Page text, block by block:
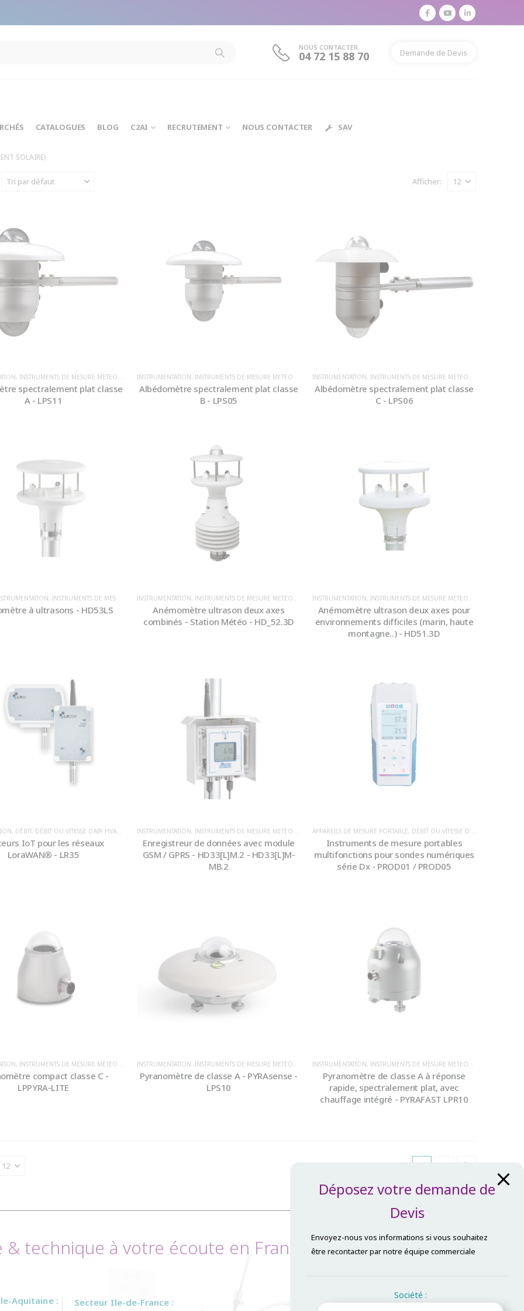
NOUS CONTACTER
04 72 15 88 70 Demande de Devis
CATALOGUES BLOG C2AI RECRUTEMENT NOUS CONTACTER SAV
SOLAIRE)
Afficher:
, INSTRUMENTS DE MESURE METEOROLOGIQUE / ENVIRONNEMENT ,IRRADIANCE
spectralement plat classe
A - LPS11
INSTRUMENTATION, INSTRUMENTS DE MESURE METEOROLOGIQUE / ENVIRONNEMENT ,IRRADIANCE
Albédomètre spectralement plat classe
B - LPS05
INSTRUMENTATION, INSTRUMENTS DE MESURE METEOROLOGIQUE / ENVIRONNEMENT
Albédomètre spectralement plat classe
C - LPS06
, INSTRUMENTS DE MESURE METEOROLOGIQUE / ENVIRONNEMENT ,PRESSION BAROMÉTRIQUE,STATION MÉTÉO,TEMPÉRATURE ,VITESSE OU DIRECTION DU VENT
à ultrasons - HD53LS
INSTRUMENTATION, INSTRUMENTS DE MESURE METEOROLOGIQUE / ENVIRONNEMENT ,IRRADIANCE,PLUVIOMÉTRIE,
Anémomètre ultrason deux axes
combinés - Station Météo - HD_52.3D
INSTRUMENTATION, INSTRUMENTS DE MESURE METEOROLOGIQUE / ENVIRONNEMENT
Anémomètre ultrason deux axes pour
environnements difficiles (marin, haute
montagne..) - HD51.3D
, DÉBIT, DÉBIT OU VITESSE D'AIR HVACR ENREGISTREURS / DATALOGGERS,GAZ,HUMIDITÉ ,INSTRUMENTATION,IRRADIANCE,NIVEAU,PLUVIOMÉTRIE ,PRESSION BAROMÉTRIQUE
IoT pour les réseaux
LoraWAN® - LR35
INSTRUMENTATION, INSTRUMENTS DE MESURE METEOROLOGIQUE / ENVIRONNEMENT ,IRRADIANCE, PLUVIOMÉTRIE,
Enregistreur de données avec module
GSM / GPRS - HD33[L]M.2 - HD33[L]M-
MB.2
APPAREILS DE MESURE PORTABLE, DÉBIT OU VITESSE D'AIR HVACR
Instruments de mesure portables
multifonctions pour sondes numériques
série Dx - PROD01 / PROD05
, INSTRUMENTS DE MESURE METEOROLOGIQUE / ENVIRONNEMENT ,IRRADIANCE
compact classe C -
LPPYRA-LITE
INSTRUMENTATION, INSTRUMENTS DE MESURE METEOROLOGIQUE / ENVIRONNEMENT ,IRRADIANCE,PARAMETRES MESURE
Pyranomètre de classe A - PYRAsense -
LPS10
INSTRUMENTATION, INSTRUMENTS DE MESURE METEOROLOGIQUE / ENVIRONNEMENT
Pyranomètre de classe A à réponse
rapide, spectralement plat, avec
chauffage intégré - PYRAFAST LPR10
technique à votre écoute en France et à l’Export"
Aquitaine : Secteur Ile-de-France :
Déposez votre demande de
Devis
Envoyez-nous vos informations si vous souhaitez
être recontacter par notre équipe commerciale
Société :